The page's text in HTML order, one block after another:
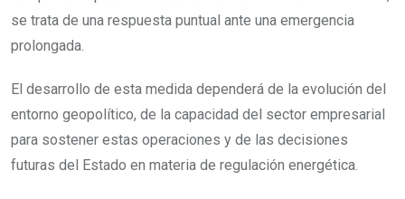
se trata de una respuesta puntual ante una emergencia
prolongada.
El desarrollo de esta medida dependerá de la evolución del
entorno geopolítico, de la capacidad del sector empresarial
para sostener estas operaciones y de las decisiones
futuras del Estado en materia de regulación energética.